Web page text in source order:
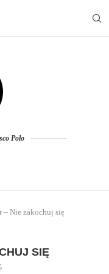
Polo
– Nie zakochuj się
SIĘ